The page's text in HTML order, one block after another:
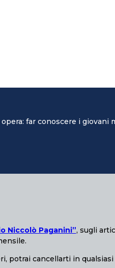
far conoscere i giovani
Niccolò Paganini”, sugli
potrai cancellarti in